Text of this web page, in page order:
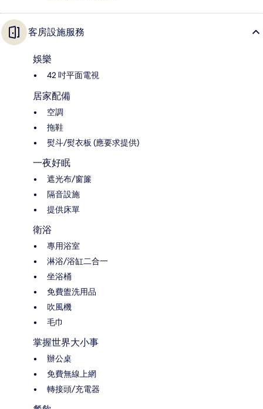
客房設施服務
娛樂
42 吋平面電視
居家配備
空調
拖鞋
熨斗/熨衣板 (應要求提供)
一夜好眠
遮光布/窗簾
隔音設施
提供床單
衛浴
專用浴室
淋浴/浴缸二合一
坐浴桶
免費盥洗用品
吹風機
毛巾
掌握世界大小事
辦公桌
免費無線上網
轉接頭/充電器